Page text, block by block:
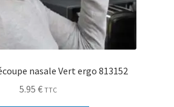
nasale Vert ergo 813152
5.95 € TTC